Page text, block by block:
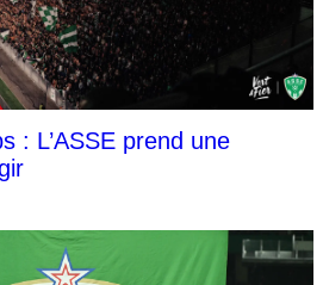
: L’ASSE prend une